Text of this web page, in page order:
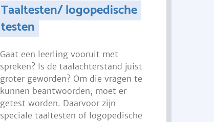
Taaltesten/ logopedische
testen
Gaat een leerling vooruit met
spreken? Is de taalachterstand juist
groter geworden? Om die vragen te
kunnen beantwoorden, moet er
getest worden. Daarvoor zijn
speciale taaltesten of logopedische